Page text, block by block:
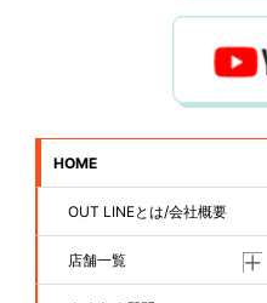
HOME
OUT LINEとは/会社概要
店舗一覧